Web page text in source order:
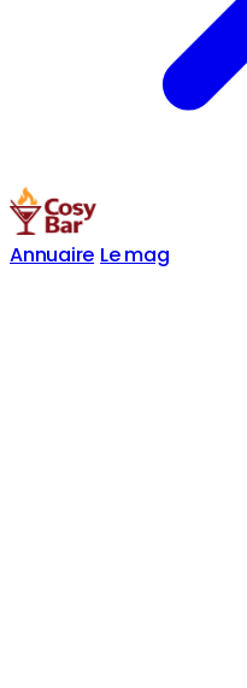
Annuaire Le mag